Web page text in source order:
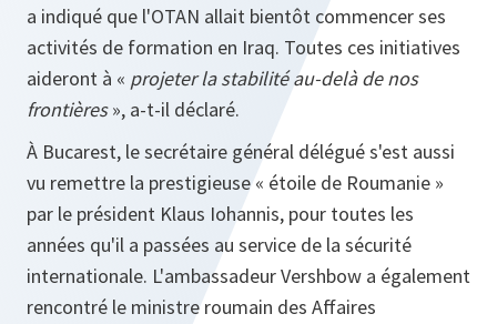
a indiqué que l'OTAN allait bientôt commencer ses
activités de formation en Iraq. Toutes ces initiatives
aideront à « projeter la stabilité au-delà de nos
frontières», a-t-il déclaré.
À Bucarest, le secrétaire général délégué s'est aussi
vu remettre la prestigieuse « étoile de Roumanie »
par le président Klaus Iohannis, pour toutes les
années qu'il a passées au service de la sécurité
internationale. L'ambassadeur Vershbow a également
rencontré le ministre roumain des Affaires